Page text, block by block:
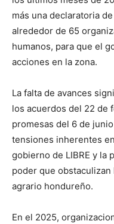
más una declaratoria
alrededor de 65
humanos, para que el
acciones en la zona.
La falta de avances
los acuerdos del 22 de
promesas del 6 de
tensiones inherentes
gobierno de LIBRE y la
poder que
agrario hondureño.
En el 2025,